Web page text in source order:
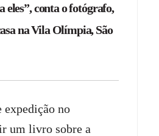
eles”, conta o fotógrafo,
na Vila Olímpia, São
expedição no
um livro sobre a